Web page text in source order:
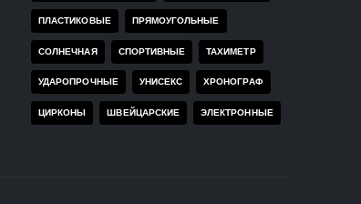
ПЛАСТИКОВЫЕ ПРЯМОУГОЛЬНЫЕ
СОЛНЕЧНАЯ СПОРТИВНЫЕ ТАХИМЕТР
УДАРОПРОЧНЫЕ УНИСЕКС ХРОНОГРАФ
ЦИРКОНЫ ШВЕЙЦАРСКИЕ ЭЛЕКТРОННЫЕ